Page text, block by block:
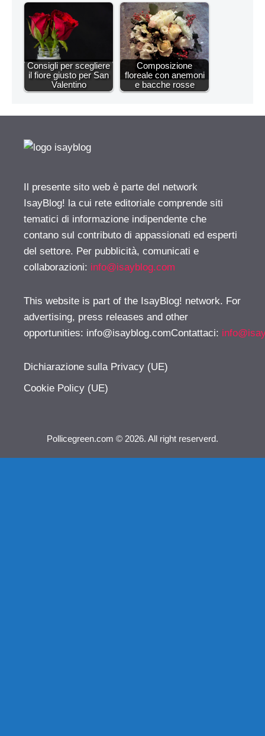
Consigli per scegliere
il fiore giusto per San
Valentino
Composizione
floreale con anemoni
e bacche rosse
Il presente sito web è parte del network
IsayBlog! la cui rete editoriale comprende siti
tematici di informazione indipendente che
contano sul contributo di appassionati ed esperti
del settore. Per pubblicità, comunicati e
collaborazioni: info@isayblog.com
This website is part of the IsayBlog! network. For
advertising, press releases and other
opportunities: info@isayblog.comContattaci:
Dichiarazione sulla Privacy (UE)
Cookie Policy (UE)
Pollicegreen.com © 2026. All right reserverd.